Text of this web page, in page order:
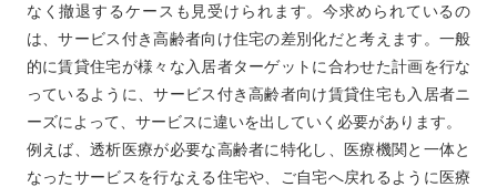
なく撤退するケースも見受けられます。今求められているの
は、サービス付き高齢者向け住宅の差別化だと考えます。一般
的に賃貸住宅が様々な入居者ターゲットに合わせた計画を行な
っているように、サービス付き高齢者向け賃貸住宅も入居者ニ
ーズによって、サービスに違いを出していく必要があります。
例えば、透析医療が必要な高齢者に特化し、医療機関と一体と
なったサービスを行なえる住宅や、ご自宅へ戻れるように医療